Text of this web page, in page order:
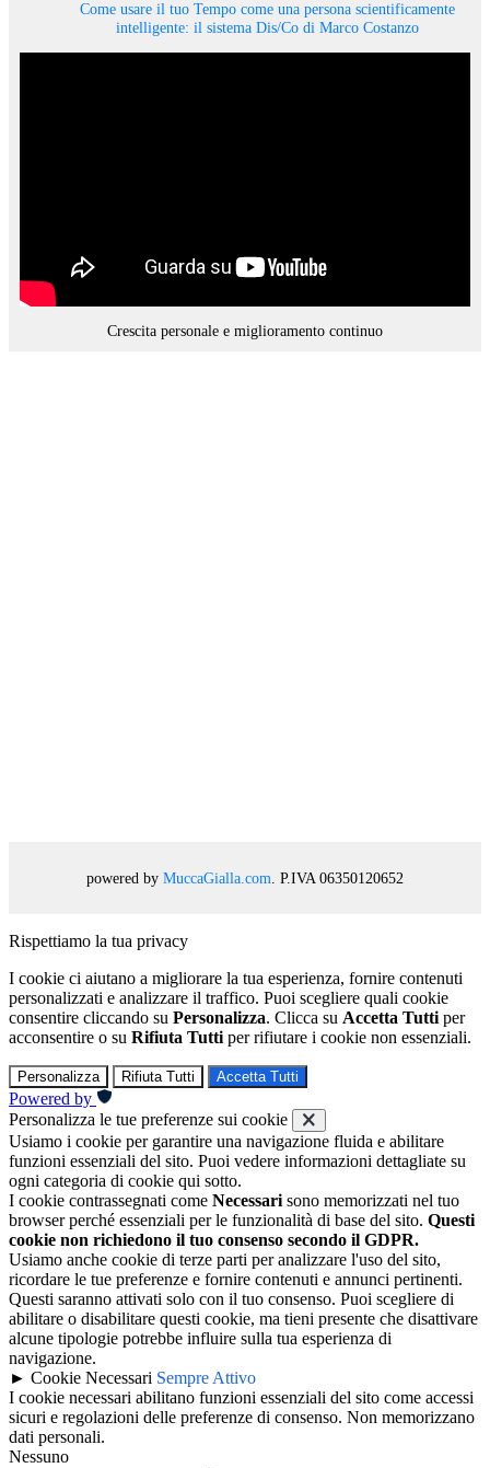
Come usare il tuo Tempo come una persona scientificamente
intelligente: il sistema Dis/Co di Marco Costanzo
Crescita personale e miglioramento continuo
powered by MuccaGialla.com . P.IVA 06350120652
Rispettiamo la tua privacy
I cookie ci aiutano a migliorare la tua esperienza, fornire contenuti
personalizzati e analizzare il traffico. Puoi scegliere quali cookie
consentire cliccando su Personalizza. Clicca su Accetta Tutti per
acconsentire o su Rifiuta Tutti per rifiutare i cookie non essenziali.
Personalizza Rifiuta Tutti Accetta Tutti
Powered by
Personalizza le tue preferenze sui cookie
Usiamo i cookie per garantire una navigazione fluida e abilitare
funzioni essenziali del sito. Puoi vedere informazioni dettagliate su
ogni categoria di cookie qui sotto.
I cookie contrassegnati come Necessari sono memorizzati nel tuo
browser perché essenziali per le funzionalità di base del sito. Questi
cookie non richiedono il tuo consenso secondo il GDPR.
Usiamo anche cookie di terze parti per analizzare l'uso del sito,
ricordare le tue preferenze e fornire contenuti e annunci pertinenti.
Questi saranno attivati solo con il tuo consenso. Puoi scegliere di
abilitare o disabilitare questi cookie, ma tieni presente che disattivare
alcune tipologie potrebbe influire sulla tua esperienza di
navigazione.
► Cookie Necessari Sempre Attivo
I cookie necessari abilitano funzioni essenziali del sito come accessi
sicuri e regolazioni delle preferenze di consenso. Non memorizzano
dati personali.
Nessuno